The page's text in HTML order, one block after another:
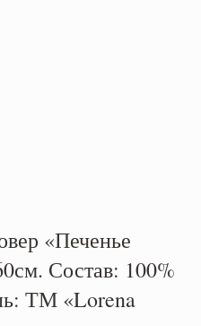
«Печенье
Состав: 100%
ТМ «Lorena